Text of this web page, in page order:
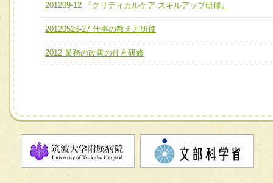
必要に応じて柔軟に医療チームを組織し、強調できる
ユニット３ 多職種連携力
他職種の視点とスキルを学び、相互理解と連携を深める
チーム03【癌患者服薬サポートチーム】
チーム04【口腔ケアチーム】
チーム09【術前から始める周術期リハビリテーションチー
ム】
201209-12 『クリティカルケア スキルアップ研修』
20120526-27 仕事の教え方研修
2012 業務の改善の仕方研修